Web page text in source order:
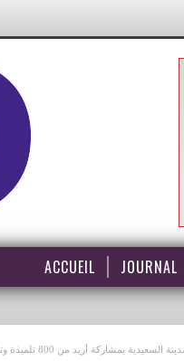
ACCUEIL JOURNAL
بمشاركة أزيد من 800 تلميذة وتلميذا